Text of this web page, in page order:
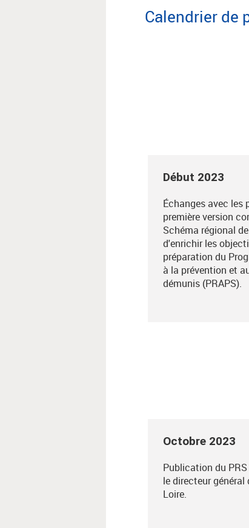
Calendrier de
Début 2023
Échanges avec les
première version
Schéma régional
d'enrichir les
préparation du
à la prévention et
démunis (PRAPS).
Octobre 2023
Publication du
le directeur général
Loire.